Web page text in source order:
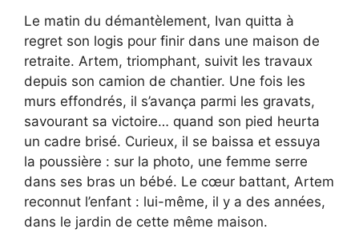
Le matin du démantèlement, Ivan quitta à
regret son logis pour finir dans une maison de
retraite. Artem, triomphant, suivit les travaux
depuis son camion de chantier. Une fois les
murs effondrés, il s’avança parmi les gravats,
savourant sa victoire… quand son pied heurta
un cadre brisé. Curieux, il se baissa et essuya
la poussière : sur la photo, une femme serre
dans ses bras un bébé. Le cœur battant, Artem
reconnut l’enfant : lui-même, il y a des années,
dans le jardin de cette même maison.